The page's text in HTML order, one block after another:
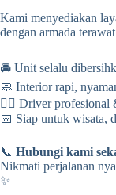
Kami menyediakan
dengan armada
🚘 Unit selalu
🧼 Interior rapi,
👨‍✈️ Driver profesional
📅 Siap untuk wisata,
📞 Hubungi kami
Nikmati perjalanan
✨